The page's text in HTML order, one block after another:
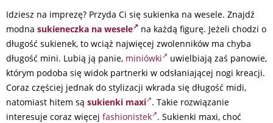
Idziesz na imprezę? Przyda Ci się sukienka na wesele. Znajdź
modna sukieneczka na wesele
na każdą figurę. Jeżeli chodzi o
długość sukienek, to wciąż najwięcej zwolenników ma chyba
długość mini. Lubią ją panie, miniówki
uwielbiają zaś panowie,
którym podoba się widok partnerki w odsłaniającej nogi kreacji.
Coraz częściej jednak do stylizacji wkrada się długość midi,
natomiast hitem są sukienki maxi . Takie rozwiązanie
interesuje coraz więcej fashionistek . Sukienki maxi, choć